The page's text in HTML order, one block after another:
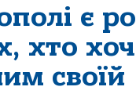
є
хто
своїй